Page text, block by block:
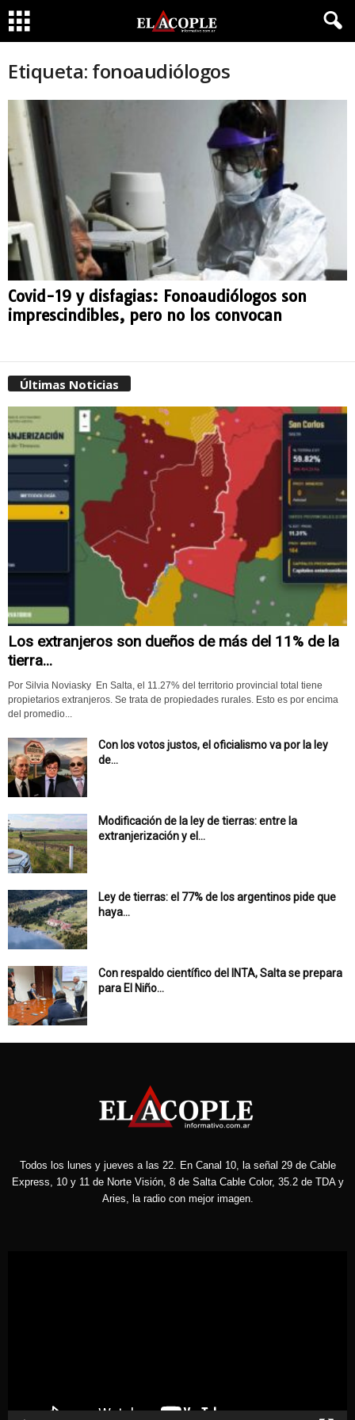
Etiqueta: fonoaudiólogos
Covid-19 y disfagias: Fonoaudiólogos son
imprescindibles, pero no los convocan
Últimas Noticias
Los extranjeros son dueños de más del 11% de la
tierra...
Por Silvia Noviasky En Salta, el 11.27% del territorio provincial total tiene
propietarios extranjeros. Se trata de propiedades rurales. Esto es por encima
del promedio...
Con los votos justos, el oficialismo va por la ley
de...
Modificación de la ley de tierras: entre la
extranjerización y el...
Ley de tierras: el 77% de los argentinos pide que
haya...
Con respaldo científico del INTA, Salta se prepara
para El Niño...
Todos los lunes y jueves a las 22. En Canal 10, la señal 29 de Cable
Express, 10 y 11 de Norte Visión, 8 de Salta Cable Color, 35.2 de TDA y
Aries, la radio con mejor imagen.